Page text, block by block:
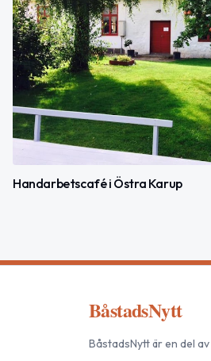
Handarbetscafé i Östra Karup
BåstadsNytt
BåstadsNyttär en del av